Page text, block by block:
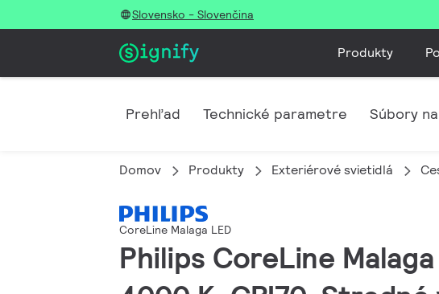
Slovensko - Slovenčina
Produkty
Prehľad Technické parametre Súbory
Domov Produkty Exteriérové svietidlá
CoreLine Malaga LED
Philips CoreLine